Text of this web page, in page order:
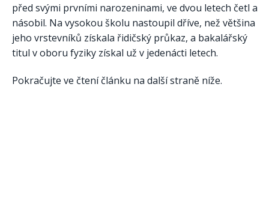
před svými prvními narozeninami, ve dvou letech četl a
násobil. Na vysokou školu nastoupil dříve, než většina
jeho vrstevníků získala řidičský průkaz, a bakalářský
titul v oboru fyziky získal už v jedenácti letech.
Pokračujte ve čtení článku na další straně níže.